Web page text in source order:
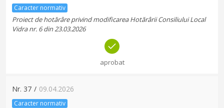
Caracter normativ
Proiect de hotărâre privind modificarea Hotărârii Consiliului Local
Vidra nr. 6 din 23.03.2026
aprobat
Nr. 37 / 09.04.2026
Caracter normativ